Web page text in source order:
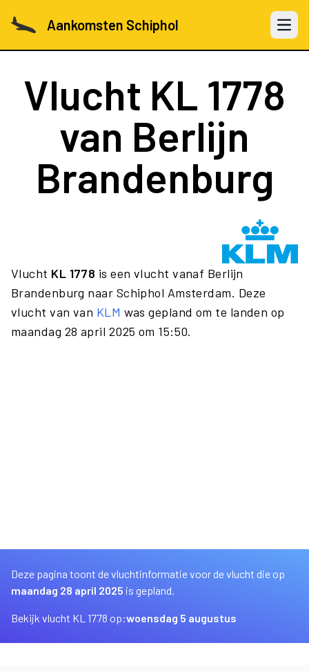
Aankomsten Schiphol Open
Vlucht KL 1778
van Berlijn
Brandenburg
Vlucht KL 1778 is een vlucht vanaf Berlijn
Brandenburg naar Schiphol Amsterdam. Deze
vlucht van van KLM was gepland om te landen op
maandag 28 april 2025 om 15:50.
Deze pagina toont de vluchtinformatie voor de vlucht die op
maandag 28 april 2025 is gepland.
Bekijk vlucht KL 1778 op:woensdag 5 augustus